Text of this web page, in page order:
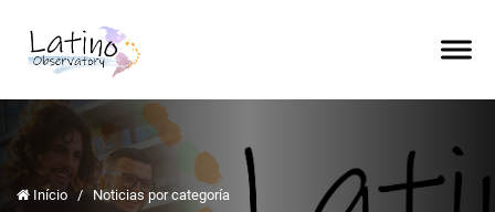
Início / Noticias por categoría